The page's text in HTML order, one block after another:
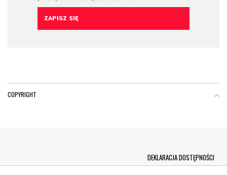
COPYRIGHT
DEKLARACJA DOSTĘPNOŚCI